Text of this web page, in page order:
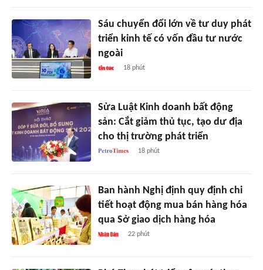
Sáu chuyển đổi lớn về tư duy phát
triển kinh tế có vốn đầu tư nước
ngoài
18 phút
Sửa Luật Kinh doanh bất động
sản: Cắt giảm thủ tục, tạo dư địa
cho thị trường phát triển
18 phút
Ban hành Nghị định quy định chi
tiết hoạt động mua bán hàng hóa
qua Sở giao dịch hàng hóa
22 phút